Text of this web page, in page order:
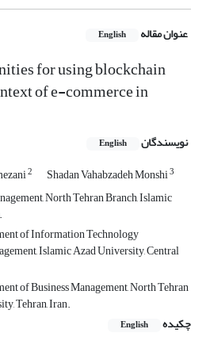
عنوان مقاله English
for using blockchain
of e-commerce in
نویسندگان English
2 Shadan Vahabzadeh Monshi3
North Tehran Branch, Islamic
of Information Technology
Islamic Azad University, Central
of Business Management, North Tehran
Tehran, Iran.
چکیده
English